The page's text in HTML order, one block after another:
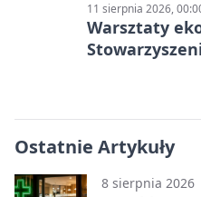
11 sierpnia 2026,
Warsztaty
Ostatnie Artykuły
8 sierpnia 2026